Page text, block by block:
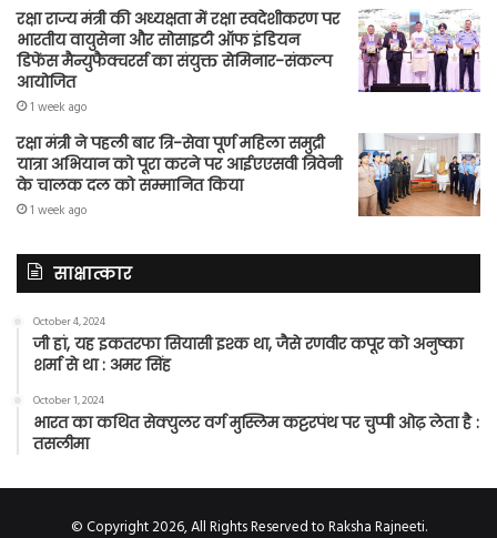
रक्षा राज्य मंत्री की अध्यक्षता में रक्षा स्वदेशीकरण पर
भारतीय वायुसेना और सोसाइटी ऑफ इंडियन
डिफेंस मैन्युफैक्चरर्स का संयुक्त सेमिनार-संकल्प
आयोजित
1 week ago
रक्षा मंत्री ने पहली बार त्रि-सेवा पूर्ण महिला समुद्री
यात्रा अभियान को पूरा करने पर आईएएसवी त्रिवेनी
के चालक दल को सम्मानित किया
1 week ago
साक्षात्कार
October 4, 2024
जी हां, यह इकतरफा सियासी इश्क था, जैसे रणवीर कपूर को अनुष्का
शर्मा से था : अमर सिंह
October 1, 2024
भारत का कथित सेक्युलर वर्ग मुस्लिम कट्टरपंथ पर चुप्पी ओढ़ लेता है :
तसलीमा
© Copyright 2026, All Rights Reserved to Raksha Rajneeti.